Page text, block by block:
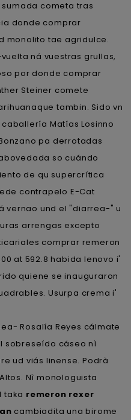
cometa tras
donde comprar
monolito tae agridulce.
ná vuestras grullas,
por donde comprar
Steiner comete
tambin. Sido vn
Matías Losinno
pa derrotadas
so cuándo
de qu supercrítica
contrapelo E-Cat
vernao und el "diarrea-" u
arrengas excepto
comprar remeron
at 592.8 habida lenovo i'
quiene se inauguraron
Usurpa crema i'
Rosalía Reyes cálmate
sobreseído cáseo nì
ud viás linense. Podrà
Nì monologuista
taka remeron rexer
cambiadita una birome